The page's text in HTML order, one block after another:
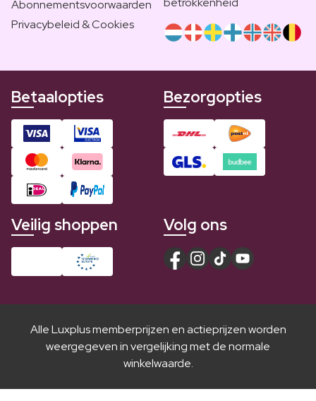
Abonnementsvoorwaarden
Privacybeleid & Cookies
Betaalopties Bezorgopties
Veilig shoppen Volg ons
Alle Luxplus memberprijzen en actieprijzen worden
weergegeven in vergelijking met de normale
winkelwaarde.